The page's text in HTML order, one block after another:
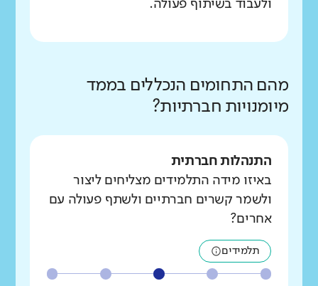
ולעבוד בשיתוף פעולה.
מהם התחומים הנכללים בממד
מיומנויות חברתיות?
התנהלות חברתית
באיזו מידה התלמידים מצליחים ליצור
ולשמר קשרים חברתיים ולשתף פעולה עם
אחרים?
תלמידים